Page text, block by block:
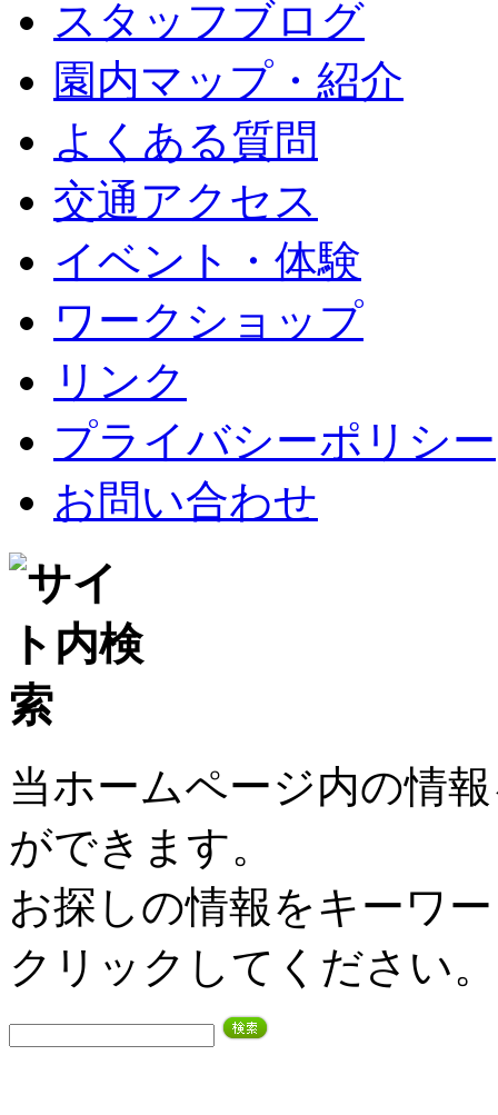
スタッフブログ
園内マップ・紹介
よくある質問
交通アクセス
イベント・体験
ワークショップ
リンク
プライバシーポリシー
お問い合わせ
当ホームページ内の情
ができます。
お探しの情報をキーワ
クリックしてください。